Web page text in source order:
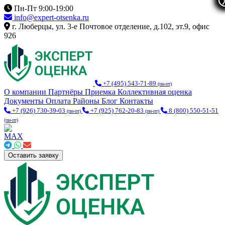
Пн-Пт 9:00-19:00
info@expert-otsenka.ru
г. Люберцы, ул. 3-е Почтовое отделение, д.102, эт.9, офис
926
+7 (495) 543-71-89 (пн-пт)
О компании Партнёры Приемка Коллективная оценка
Документы Оплата Районы Блог Контакты
+7 (926) 730-39-03 (пн-пт) +7 (925) 762-20-83 (пн-пт) 8 (800) 550-51-51
(пн-пт)
Оставить заявку